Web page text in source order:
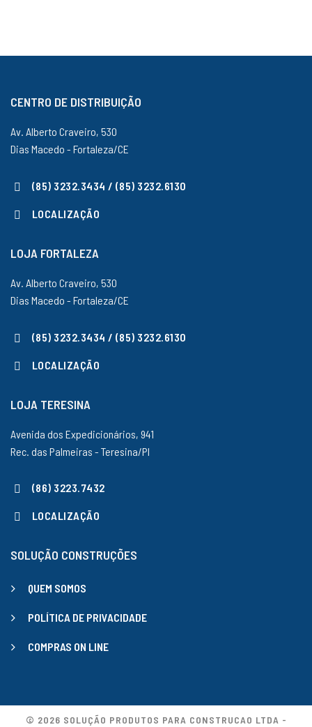
CENTRO DE DISTRIBUIÇÃO
Av. Alberto Craveiro, 530
Dias Macedo - Fortaleza/CE
(85) 3232.3434 / (85) 3232.6130
LOCALIZAÇÃO
LOJA FORTALEZA
Av. Alberto Craveiro, 530
Dias Macedo - Fortaleza/CE
(85) 3232.3434 / (85) 3232.6130
LOCALIZAÇÃO
LOJA TERESINA
Avenida dos Expedicionários, 941
Rec. das Palmeiras - Teresina/PI
(86) 3223.7432
LOCALIZAÇÃO
SOLUÇÃO CONSTRUÇÕES
QUEM SOMOS
POLÍTICA DE PRIVACIDADE
COMPRAS ON LINE
© 2026 SOLUÇÃO PRODUTOS PARA CONSTRUCAO LTDA -